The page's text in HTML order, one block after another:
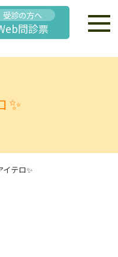
受診の方へ
問診票
✨
イテロ✨